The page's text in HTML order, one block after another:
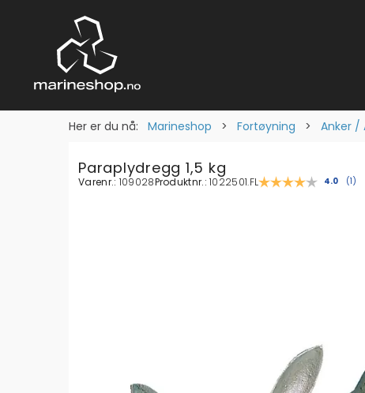
Her er du nå: Marineshop > Fortøyning > Anker /
Paraplydregg 1,5 kg
Varenr.: 109028Produktnr.:1022501.FL 4.0 (1)